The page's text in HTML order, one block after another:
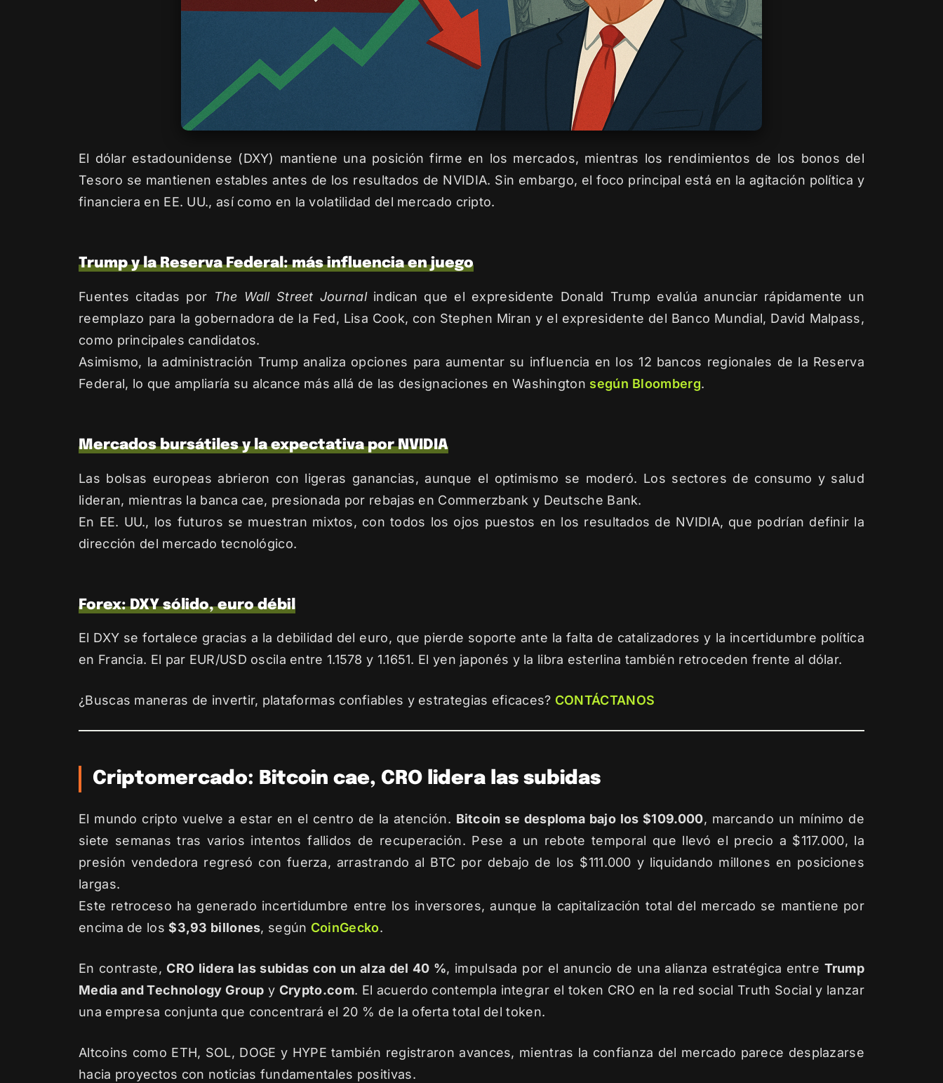
El dólar estadounidense (DXY) mantiene una posición firme en los mercados, mientras los rendimientos de los bonos del
Tesoro se mantienen estables antes de los resultados de NVIDIA. Sin embargo, el foco principal está en la agitación política y
financiera en EE. UU., así como en la volatilidad del mercado cripto.
Trump y la Reserva Federal: más influencia en juego
Fuentes citadas por The Wall Street Journalindican que el expresidente Donald Trump evalúa anunciar rápidamente un
reemplazo para la gobernadora de la Fed, Lisa Cook, con Stephen Miran y el expresidente del Banco Mundial, David Malpass,
como principales candidatos.
Asimismo, la administración Trump analiza opciones para aumentar su influencia en los 12 bancos regionales de la Reserva
Federal, lo que ampliaría su alcance más allá de las designaciones en Washington según Bloomberg.
Mercados bursátiles y la expectativa por NVIDIA
Las bolsas europeas abrieron con ligeras ganancias, aunque el optimismo se moderó. Los sectores de consumo y salud
lideran, mientras la banca cae, presionada por rebajas en Commerzbank y Deutsche Bank.
En EE. UU., los futuros se muestran mixtos, con todos los ojos puestos en los resultados de NVIDIA, que podrían definir la
dirección del mercado tecnológico.
Forex: DXY sólido, euro débil
El DXY se fortalece gracias a la debilidad del euro, que pierde soporte ante la falta de catalizadores y la incertidumbre política
en Francia. El par EUR/USD oscila entre 1.1578 y 1.1651. El yen japonés y la libra esterlina también retroceden frente al dólar.
¿Buscas maneras de invertir, plataformas confiables y estrategias eficaces? CONTÁCTANOS
Criptomercado: Bitcoin cae, CRO lidera las subidas
El mundo cripto vuelve a estar en el centro de la atención. Bitcoin se desploma bajo los $109.000, marcando un mínimo de
siete semanas tras varios intentos fallidos de recuperación. Pese a un rebote temporal que llevó el precio a $117.000, la
presión vendedora regresó con fuerza, arrastrando al BTC por debajo de los $111.000 y liquidando millones en posiciones
largas.
Este retroceso ha generado incertidumbre entre los inversores, aunque la capitalización total del mercado se mantiene por
encima de los$3,93 billones, según CoinGecko.
En contraste,CRO lidera las subidas con un alza del 40 %, impulsada por el anuncio de una alianza estratégica entre Trump
Media and Technology Group y Crypto.com. El acuerdo contempla integrar el token CRO en la red social Truth Social y lanzar
una empresa conjunta que concentrará el 20 % de la oferta total del token.
Altcoins como ETH, SOL, DOGE y HYPE también registraron avances, mientras la confianza del mercado parece desplazarse
hacia proyectos con noticias fundamentales positivas.